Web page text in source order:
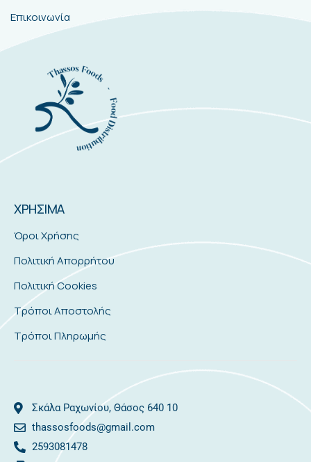
Επικοινωνία
ΧΡΗΣΙΜΑ
Όροι Χρήσης
Πολιτική Απορρήτου
Πολιτική Cookies
Τρόποι Αποστολής
Τρόποι Πληρωμής
Σκάλα Ραχωνίου, Θάσος 640 10
thassosfoods@gmail.com
2593081478